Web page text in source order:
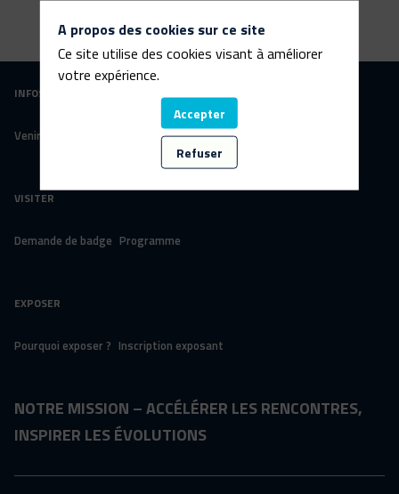
INFOS PRATIQUES
Venir au salon Presse Groupe Meet&Com
VISITER
Demande de badge Programme
EXPOSER
Pourquoi exposer ? Inscription exposant
NOTRE MISSION – ACCÉLÉRER LES RENCONTRES,
INSPIRER LES ÉVOLUTIONS
A propos des cookies sur ce site
Ce site utilise des cookies visant à améliorer
votre expérience.
Accepter
Refuser